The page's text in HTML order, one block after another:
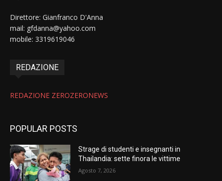
Direttore: Gianfranco D'Anna
mail: gfdanna@yahoo.com
mobile: 3319619046
REDAZIONE
REDAZIONE ZEROZERONEWS
POPULAR POSTS
Strage di studenti e insegnanti in
Thailandia: sette finora le vittime
Agosto 7, 2026